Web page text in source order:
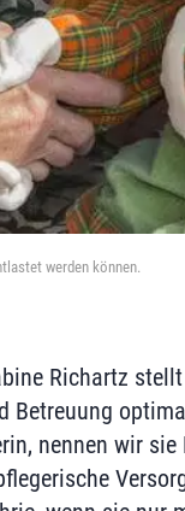
werden können.
Richartz
Betreuung
nennen wir